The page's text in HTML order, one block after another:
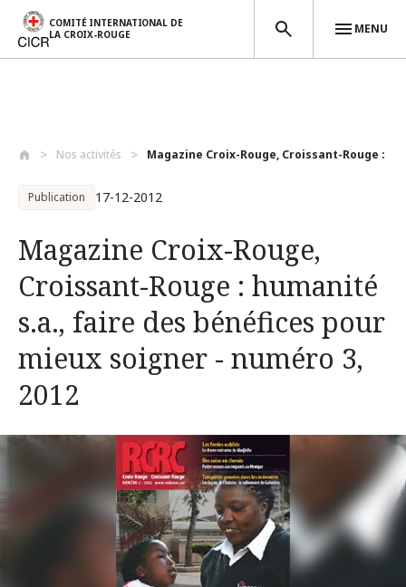
COMITÉ INTERNATIONAL DE
LA CROIX-ROUGE
MENU
Nos activités Magazine Croix-Rouge, Croissant-Rouge : ...
Publication 17-12-2012
Magazine Croix-Rouge,
Croissant-Rouge : humanité
s.a., faire des bénéfices pour
mieux soigner - numéro 3,
2012